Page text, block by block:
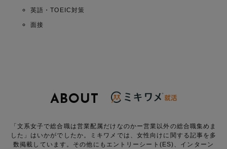
英語・TOEIC対策
面接
ABOUT
「文系女子で総合職は営業配属だけなのかー営業以外の総合職集めま
した」はいかがでしたか。ミキワメでは、女性向けに関する記事を多
数掲載しています。その他にもエントリーシート(ES)、インターン